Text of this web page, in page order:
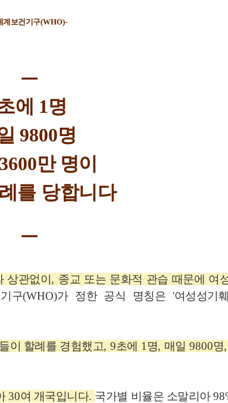
계보건기구(WHO)-
ㅡ
에 1명
9800명
3600만 명이
를 당합니다
ㅡ
상관없이, 종교 또는 문화적 관습 때문에 여
구(WHO)가 정한 공식 명칭은 '여성성기
이 할례를 경험했고, 9초에 1 명, 매일 9800명,
30여 개국입니다. 국가별 비율은 소말리아